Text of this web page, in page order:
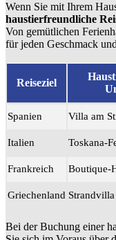
Wenn Sie mit Ihrem
haustierfreundliche
Von gemütlichen
für jeden Geschmack
Reiseziel
Spanien Villa am
Italien
Toskana-
Frankreich
Boutique-
Griechenland
Bei der Buchung einer